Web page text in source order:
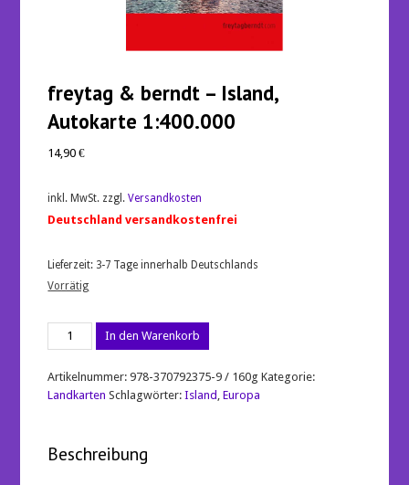
freytag & berndt – Island,
Autokarte 1:400.000
14,90€
inkl. MwSt. zzgl.Versandkosten
Deutschland versandkostenfrei
Lieferzeit: 3-7 Tage innerhalb Deutschlands
Vorrätig
freytag
-
Island,
In den Warenkorb
Artikelnummer:978-370792375-9 / 160g Kategorie:
Landkarten Schlagwörter:Island ,Europa
Beschreibung